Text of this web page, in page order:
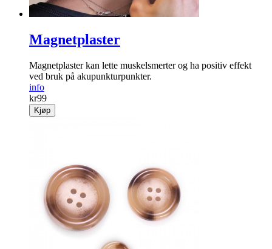
Magnetplaster
Magnetplaster kan lette muskelsmerter og ha positiv effekt
ved bruk på akupunkturpunkter.
info
kr99
Kjøp